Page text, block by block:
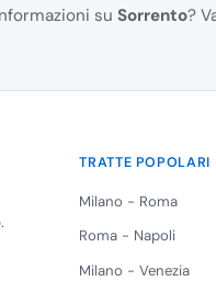
su Sorrento?
TRATTE POPOLARI
Milano - Roma
Roma - Napoli
Milano - Venezia